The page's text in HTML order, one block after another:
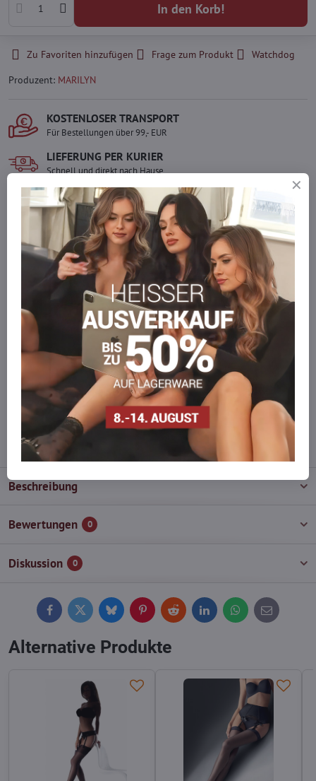
In den Korb!
Zu Favoriten hinzufügen Frage zum Produkt
Watchdog
Produzent: MARILYN
KOSTENLOSER TRANSPORT
Für Bestellungen über 99,- EUR
LIEFERUNG PER KURIER
Schnell und direkt nach Hause.
SICHERE ZAHLUNGEN
Gesicherte Online-Zahlungen
Ware auf Lager
Wir versenden sofort
Werden Sie Teil von everlady
Werden Sie Teil von everlady und genießen Sie einen5 %
Mitgliedervorteilbei jedem Einkauf.
Der Vorteil wird automatisch im Warenkorb angewendet.
Möchten Sie mehr bestellen, als wir
auf Lager haben?
Zögern Sie nicht, uns zu kontaktieren, wir füllen die Ware für Sie
wieder auf!
info​@everlady​.eu
Beschreibung
Bewertungen 0
Diskussion 0
FacebookTwitterBlueskyPinterestReddit LinkedInWhatsApp
E-
mail
Alternative Produkte